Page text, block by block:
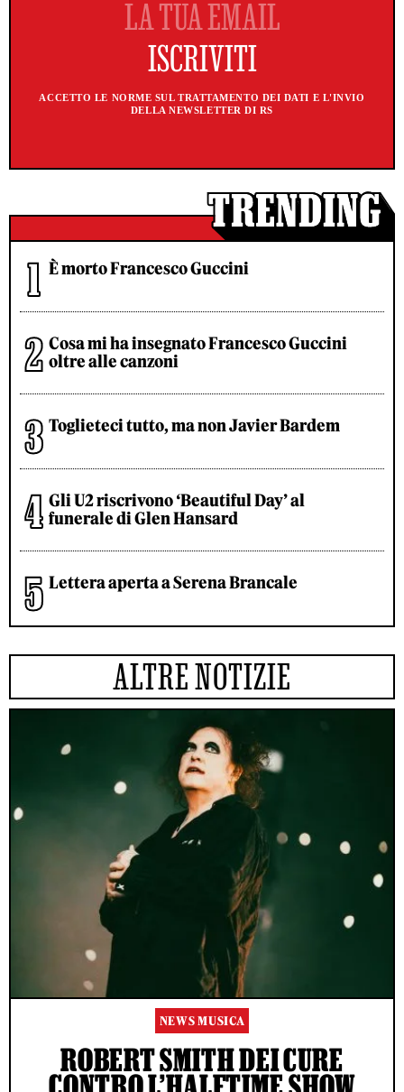
ACCETTO LE NORME SUL TRATTAMENTO DEI DATI E L'INVIO
DELLA NEWSLETTER DI RS
È morto Francesco Guccini
Cosa mi ha insegnato Francesco Guccini
oltre alle canzoni
Toglieteci tutto, ma non Javier Bardem
Gli U2 riscrivono ‘Beautiful Day’ al
funerale di Glen Hansard
Lettera aperta a Serena Brancale
ALTRE NOTIZIE
NEWS MUSICA
ROBERT SMITH DEI CURE